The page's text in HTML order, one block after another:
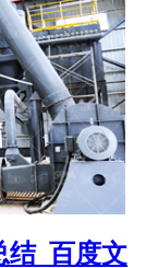
结_百度文